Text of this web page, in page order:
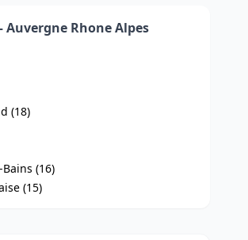
Rhone Alpes
(18)
(16)
(15)